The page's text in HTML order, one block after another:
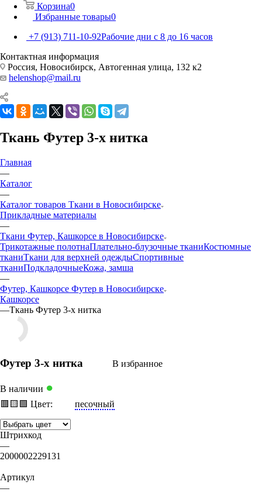
Корзина0
Избранные товары0
+7 (913) 711-10-92Рабочие дни с 8 до 16 часов
Контактная информация
Россия, Новосибирск, Автогенная улица, 132 к2
helenshop@mail.ru
Ткань Футер 3-х нитка
Главная
—
Каталог
—
Каталог товаров Ткани в Новосибирске
Прикладные материалы
—
Ткани Футер, Кашкорсе в Новосибирске
Трикотажные полотнаПлательно-блузочные тканиКостюмные
тканиТкани для верхней одеждыСпортивные
тканиПодкладочныеКожа, замша
—
Футер, Кашкорсе Футер в Новосибирске
Кашкорсе
—Ткань Футер 3-х нитка
Футер 3-х нитка В избранное
В наличии ●
🟥 🟨 🟩 Цвет: песочный
Штрихкод
—
2000002229131
Артикул
—